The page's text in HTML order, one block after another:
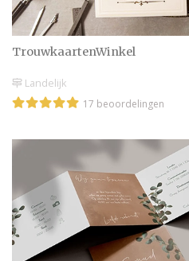
TrouwkaartenWinkel
Landelijk
17 beoordelingen